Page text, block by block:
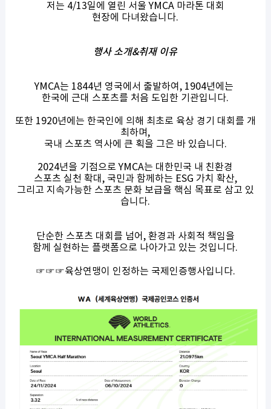
저는 4/13일에 열린 서울 YMCA 마라톤 대회
현장에 다녀왔습니다.
행사 소개&취재 이유
YMCA는 1844년 영국에서 출발하여, 1904년에는
한국에 근대 스포츠를 처음 도입한 기관입니다.
또한 1920년에는 한국인에 의해 최초로 육상 경기 대회를 개
최하며,
국내 스포츠 역사에 큰 획을 그은 바 있습니다.
2024년을 기점으로 YMCA는 대한민국 내 친환경
스포츠 실천 확대, 국민과 함께하는 ESG 가치 확산,
그리고 지속가능한 스포츠 문화 보급을 핵심 목표로 삼고 있
습니다.
단순한 스포츠 대회를 넘어, 환경과 사회적 책임을
함께 실현하는 플랫폼으로 나아가고 있는 것입니다.
☞☞☞육상연맹이 인정하는 국제인증행사입니다.